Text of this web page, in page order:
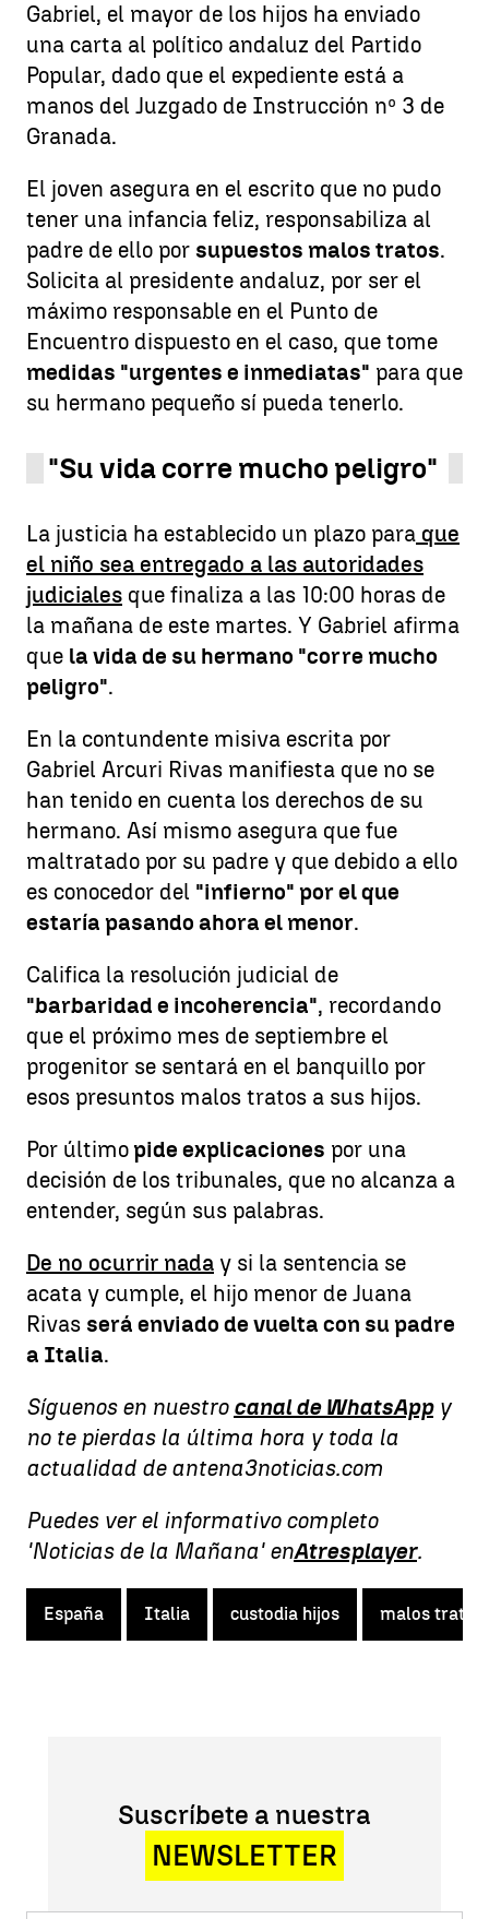
Gabriel, el mayor de los hijos ha enviado
una carta al político andaluz del Partido
Popular, dado que el expediente está a
manos del Juzgado de Instrucción nº 3 de
Granada.
El joven asegura en el escrito que no pudo
tener una infancia feliz, responsabiliza al
padre de ello por supuestos malos tratos.
Solicita al presidente andaluz, por ser el
máximo responsable en el Punto de
Encuentro dispuesto en el caso, que tome
medidas "urgentes e inmediatas" para que
su hermano pequeño sí pueda tenerlo.
"Su vida corre mucho peligro"
La justicia ha establecido un plazo para que
el niño sea entregado a las autoridades
judiciales que finaliza a las 10:00 horas de
la mañana de este martes. Y Gabriel afirma
que la vida de su hermano "corre mucho
peligro".
En la contundente misiva escrita por
Gabriel Arcuri Rivas manifiesta que no se
han tenido en cuenta los derechos de su
hermano. Así mismo asegura que fue
maltratado por su padre y que debido a ello
es conocedor del "infierno" por el que
estaría pasando ahora el menor.
Califica la resolución judicial de
"barbaridad e incoherencia", recordando
que el próximo mes de septiembre el
progenitor se sentará en el banquillo por
esos presuntos malos tratos a sus hijos.
Por últimopide explicaciones por una
decisión de los tribunales, que no alcanza a
entender, según sus palabras.
De no ocurrir nada y si la sentencia se
acata y cumple, el hijo menor de Juana
Rivas será enviado de vuelta con su padre
a Italia.
Síguenos en nuestro canal de WhatsAppy
no te pierdas la última hora y toda la
actualidad de antena3noticias.com
Puedes ver el informativo completo
'Noticias de la Mañana' enAtresplayer.
España Italia custodia hijos malos tratos
Suscríbete a nuestra
NEWSLETTER